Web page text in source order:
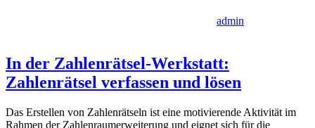
admin
In der Zahlenrätsel-Werkstatt:
Zahlenrätsel verfassen und lösen
Das Erstellen von Zahlenrätseln ist eine motivierende Aktivität im
Rahmen der Zahlenraumerweiterung und eignet sich für die